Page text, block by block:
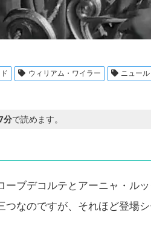
ウィリアム・ワイラー ニュール
分で読めます。
ーブデコルテとアーニャ・ル
なのですが、それほど登場